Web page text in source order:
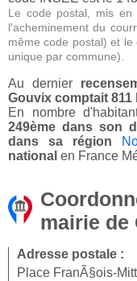
Le code postal, mis
l'acheminement du
même code postal) et
unique par commune).
Au dernier
Gouvix comptait 811
En nombre
249ème dans son
dans sa région
national en France
mairie de
Adresse postale :
Place FranÃ§ois-